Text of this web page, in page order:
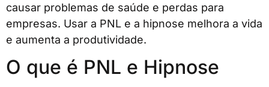
causar problemas de saúde e perdas para
empresas. Usar a PNL e a hipnose melhora a vida
e aumenta a produtividade.
O que é PNL e Hipnose